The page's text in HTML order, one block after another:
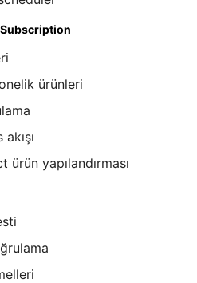
Subscription
ürünleri
yapılandırması